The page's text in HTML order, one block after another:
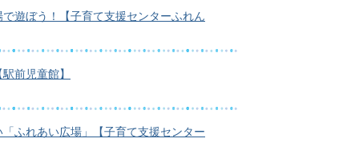
遊ぼう！【子育て支援センターふれん
前児童館】
ふれあい広場」【子育て支援センター